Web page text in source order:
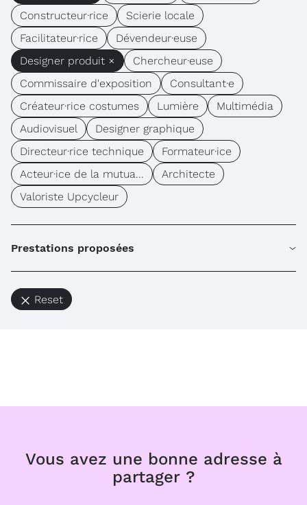
Constructeur·rice
Scierie locale
Facilitateur·rice
Dévendeur·euse
Designer produit ×
Chercheur·euse
Commissaire d'exposition
Consultant·e
Créateur·rice costumes
Lumière
Multimédia
Audiovisuel
Designer graphique
Directeur·rice technique
Formateur·ice
Acteur·ice de la mutua...
Architecte
Valoriste Upcycleur
Prestations proposées
Reset
Vous avez une bonne adresse à
partager ?